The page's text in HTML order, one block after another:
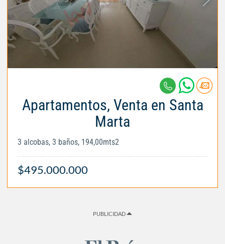
Apartamentos, Venta en Santa
Marta
3 alcobas, 3 baños, 194,00mts2
$495.000.000
PUBLICIDAD